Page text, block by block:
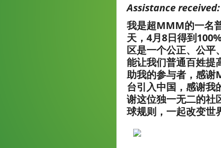
Assistance
我是超MMM的一名
天，4月8日得到
区是一个公正、公平
能让我们普通百姓提
助我的参与者，感
台引入中国，感谢
谢这位独一无二的
球规则，一起改变世